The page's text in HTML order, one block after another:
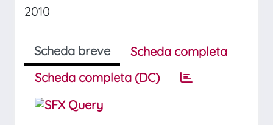
2010
Scheda breve
Scheda completa
Scheda completa (DC)